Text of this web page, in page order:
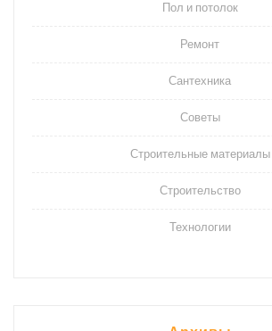
Пол и потолок
Ремонт
Сантехника
Советы
Строительные материалы
Строительство
Технологии